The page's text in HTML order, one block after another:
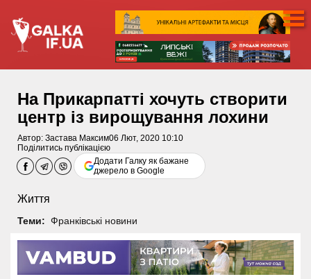
На Прикарпатті хочуть створити
центр із вирощування лохини
Автор: Застава Максим06 Лют, 2020 10:10
Поділитись публікацією
Додати Галку як бажане
джерело в Google
Життя
Теми: Франківські новини